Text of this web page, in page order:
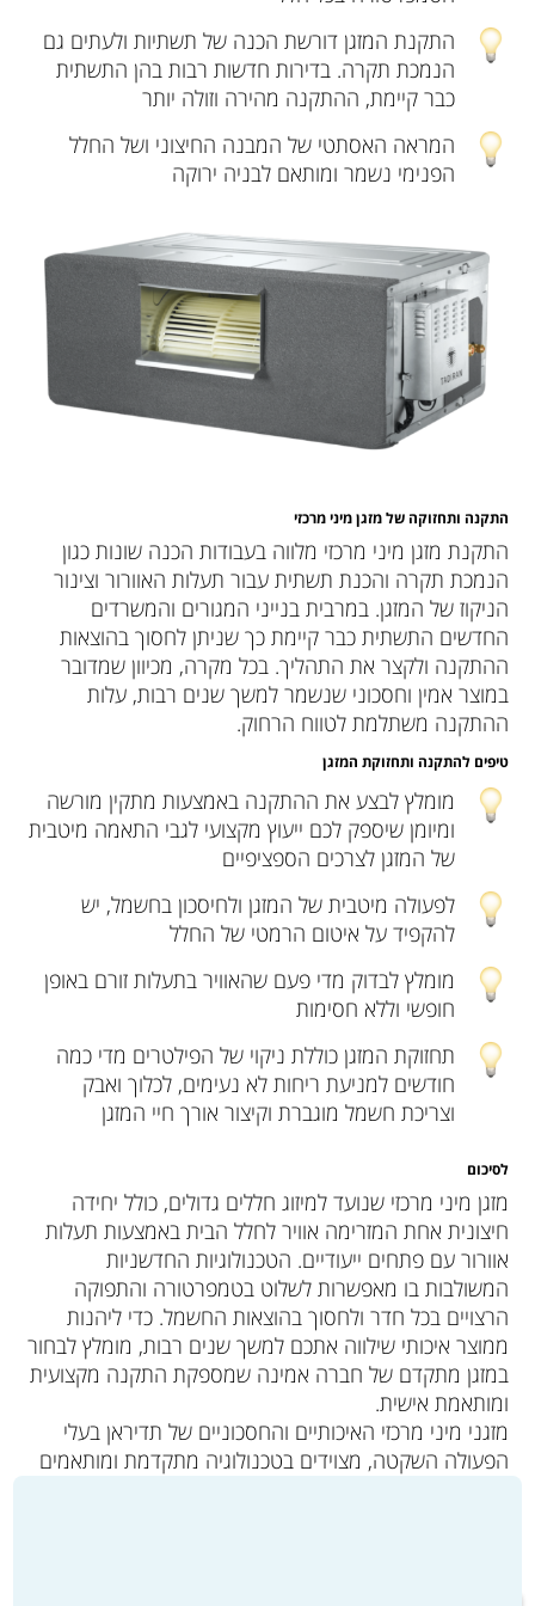
התקנת המזגן דורשת הכנה של תשתיות ולעתים גם
הנמכת תקרה. בדירות חדשות רבות בהן התשתית
כבר קיימת, ההתקנה מהירה וזולה יותר
המראה האסתטי של המבנה החיצוני ושל החלל
הפנימי נשמר ומותאם לבניה ירוקה
התקנה ותחזוקה של מזגן מיני מרכזי
התקנת מזגן מיני מרכזי מלווה בעבודות הכנה שונות כגון
הנמכת תקרה והכנת תשתית עבור תעלות האוורור וצינור
הניקוז של המזגן. במרבית בנייני המגורים והמשרדים
החדשים התשתית כבר קיימת כך שניתן לחסוך בהוצאות
ההתקנה ולקצר את התהליך. בכל מקרה, מכיוון שמדובר
במוצר אמין וחסכוני שנשמר למשך שנים רבות, עלות
ההתקנה משתלמת לטווח הרחוק.
טיפים להתקנה ותחזוקת המזגן
מומלץ לבצע את ההתקנה באמצעות מתקין מורשה
ומיומן שיספק לכם ייעוץ מקצועי לגבי התאמה מיטבית
של המזגן לצרכים הספציפיים
לפעולה מיטבית של המזגן ולחיסכון בחשמל, יש
להקפיד על איטום הרמטי של החלל
מומלץ לבדוק מדי פעם שהאוויר בתעלות זורם באופן
חופשי וללא חסימות
תחזוקת המזגן כוללת ניקוי של הפילטרים מדי כמה
חודשים למניעת ריחות לא נעימים, לכלוך ואבק
וצריכת חשמל מוגברת וקיצור אורך חיי המזגן
לסיכום
מזגן מיני מרכזי שנועד למיזוג חללים גדולים, כולל יחידה
חיצונית אחת המזרימה אוויר לחלל הבית באמצעות תעלות
אוורור עם פתחים ייעודיים. הטכנולוגיות החדשניות
המשולבות בו מאפשרות לשלוט בטמפרטורה והתפוקה
הרצויים בכל חדר ולחסוך בהוצאות החשמל. כדי ליהנות
ממוצר איכותי שילווה אתכם למשך שנים רבות, מומלץ לבחור
במזגן מתקדם של חברה אמינה שמספקת התקנה מקצועית
ומותאמת אישית.
מזגני מיני מרכזי האיכותיים והחסכוניים של תדיראן בעלי
הפעולה השקטה, מצוידים בטכנולוגיה מתקדמת ומותאמים